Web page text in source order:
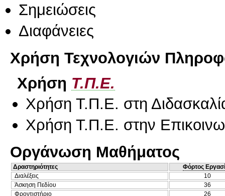
Σημειώσεις
Διαφάνειες
Χρήση Τεχνολογιών
Χρήση Τ.Π.Ε.
Χρήση Τ.Π.Ε. στη
Χρήση Τ.Π.Ε. στην
Οργάνωση Μαθήματος
Δραστηριότητες
Φόρτος
Διαλέξεις
10
Άσκηση Πεδίου
36
Φροντιστήριο
26